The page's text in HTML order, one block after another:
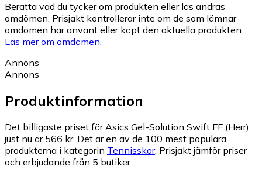
Berätta vad du tycker om produkten eller läs andras
omdömen. Prisjakt kontrollerar inte om de som lämnar
omdömen har använt eller köpt den aktuella produkten.
Läs mer om omdömen.
Annons
Annons
Produktinformation
Det billigaste priset för Asics Gel-Solution Swift FF (Herr)
just nu är 566 kr. Det är en av de 100 mest populära
produkterna i kategorin Tennisskor. Prisjakt jämför priser
och erbjudande från 5 butiker.